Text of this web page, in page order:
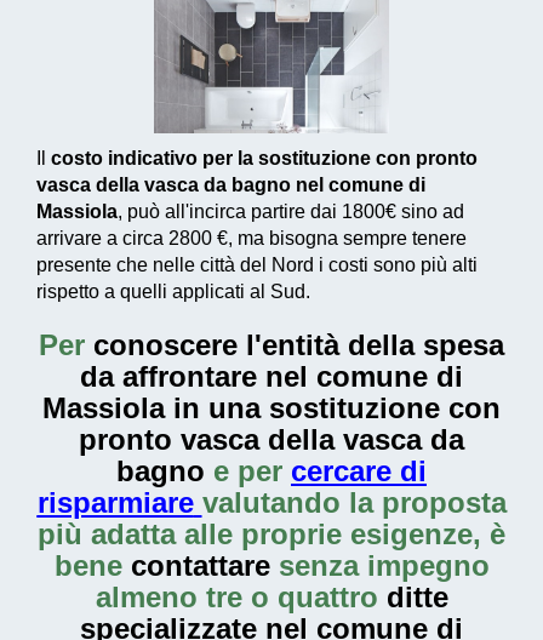
costo indicativo per la sostituzione con pronto
vasca della vasca da bagno nel comune di
Massiola, può all'incirca partire dai 1800€ sino ad
arrivare a circa 2800 €, ma bisogna sempre tenere
presente che nelle città del Nord i costi sono più alti
rispetto a quelli applicati al Sud.
Per conoscere l'entità della spesa
da affrontare nel comune di
Massiola in una sostituzione con
pronto vasca della vasca da
bagno e per cercare di
risparmiare valutando la proposta
più adatta alle proprie esigenze, è
bene contattaresenza impegno
almeno tre o quattro ditte
specializzate nel comune di